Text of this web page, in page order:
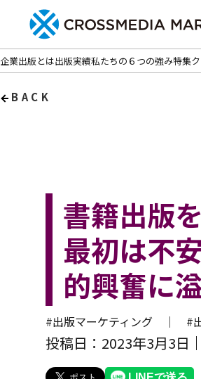
企業出版とは出版実績私たちの６つの強み特集
BACK
書籍出版
最初は不
的興奮に
#出版マーケティング ｜ #
投稿日：2023年3月3日